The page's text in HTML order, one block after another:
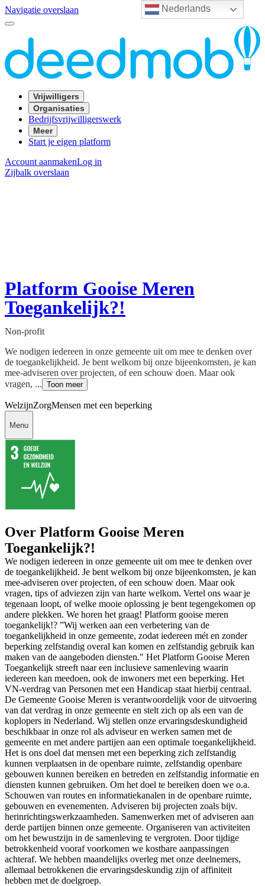
Nederlands
Navigatie overslaan
Vrijwilligers
Organisaties
Bedrijfsvrijwilligerswerk
Meer
Start je eigen platform
Account aanmakenLog in
Zijbalk overslaan
Platform Gooise Meren
Toegankelijk?!
Non-profit
We nodigen iedereen in onze gemeente uit om mee te denken over
de toegankelijkheid. Je bent welkom bij onze bijeenkomsten, je kan
mee-adviseren over projecten, of een schouw doen. Maar ook
vragen, ... Toon meer
WelzijnZorgMensen met een beperking
Menu
Over Platform Gooise Meren
Toegankelijk?!
We nodigen iedereen in onze gemeente uit om mee te denken over
de toegankelijkheid. Je bent welkom bij onze bijeenkomsten, je kan
mee-adviseren over projecten, of een schouw doen. Maar ook
vragen, tips of adviezen zijn van harte welkom. Vertel ons waar je
tegenaan loopt, of welke mooie oplossing je bent tegengekomen op
andere plekken. We horen het graag! Platform gooise meren
toegankelijk!? ”Wij werken aan een verbetering van de
toegankelijkheid in onze gemeente, zodat iedereen mét en zonder
beperking zelfstandig overal kan komen en zelfstandig gebruik kan
maken van de aangeboden diensten." Het Platform Gooise Meren
Toegankelijk streeft naar een inclusieve samenleving waarin
iedereen kan meedoen, ook de inwoners met een beperking. Het
VN-verdrag van Personen met een Handicap staat hierbij centraal.
De Gemeente Gooise Meren is verantwoordelijk voor de uitvoering
van dat verdrag in onze gemeente en stelt zich op als een van de
koplopers in Nederland. Wij stellen onze ervaringsdeskundigheid
beschikbaar in onze rol als adviseur en werken samen met de
gemeente en met andere partijen aan een optimale toegankelijkheid.
Het is ons doel dat mensen met een beperking zich zelfstandig
kunnen verplaatsen in de openbare ruimte, zelfstandig openbare
gebouwen kunnen bereiken en betreden en zelfstandig informatie en
diensten kunnen gebruiken. Om het doel te bereiken doen we o.a.
Schouwen van routes en informatiekanalen in de openbare ruimte,
gebouwen en evenementen. Adviseren bij projecten zoals bijv.
herinrichtingswerkzaamheden. Samenwerken met of adviseren aan
derde partijen binnen onze gemeente. Organiseren van activiteiten
om het bewustzijn in de samenleving te vergroten. Door tijdige
betrokkenheid vooraf voorkomen we kostbare aanpassingen
achteraf. We hebben maandelijks overleg met onze deelnemers,
allemaal betrokkenen die ervaringsdeskundig zijn of affiniteit
hebben met de doelgroep.